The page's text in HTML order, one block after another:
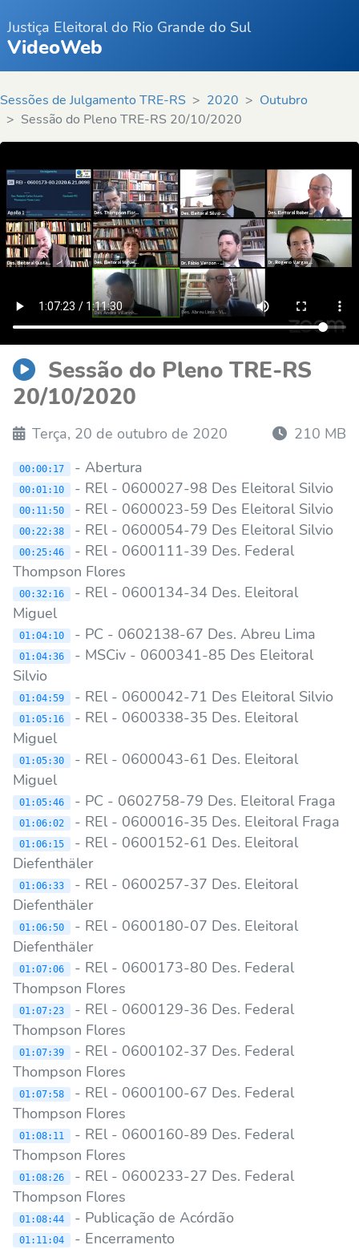
Justiça Eleitoral do Rio Grande do Sul
VideoWeb
Sessões de Julgamento TRE-RS 2020
Outubro
Sessão do Pleno TRE-RS 20/10/2020
Sessão do Pleno TRE-RS
20/10/2020
Terça, 20 de outubro de 2020 210 MB
00:00:17 - Abertura
00:01:10 - REl - 0600027-98 Des Eleitoral Silvio
00:11:50 - REl - 0600023-59 Des Eleitoral Silvio
00:22:38 - REl - 0600054-79 Des Eleitoral Silvio
00:25:46
- REl - 0600111-39 Des. Federal
Thompson Flores
00:32:16
- REl - 0600134-34 Des. Eleitoral
Miguel
01:04:10 - PC - 0602138-67 Des. Abreu Lima
01:04:36
- MSCiv - 0600341-85 Des Eleitoral
Silvio
01:04:59 - REl - 0600042-71 Des Eleitoral Silvio
01:05:16
- REl - 0600338-35 Des. Eleitoral
Miguel
01:05:30
- REl - 0600043-61 Des. Eleitoral
Miguel
01:05:46 - PC - 0602758-79 Des. Eleitoral Fraga
01:06:02 - REl - 0600016-35 Des. Eleitoral Fraga
01:06:15
- REl - 0600152-61 Des. Eleitoral
Diefenthäler
01:06:33
- REl - 0600257-37 Des. Eleitoral
Diefenthäler
01:06:50
- REl - 0600180-07 Des. Eleitoral
Diefenthäler
01:07:06
- REl - 0600173-80 Des. Federal
Thompson Flores
01:07:23
- REl - 0600129-36 Des. Federal
Thompson Flores
01:07:39
- REl - 0600102-37 Des. Federal
Thompson Flores
01:07:58
- REl - 0600100-67 Des. Federal
Thompson Flores
01:08:11
- REl - 0600160-89 Des. Federal
Thompson Flores
01:08:26
- REl - 0600233-27 Des. Federal
Thompson Flores
01:08:44 - Publicação de Acórdão
01:11:04 - Encerramento